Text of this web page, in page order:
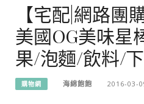
【宅配|網路
美國OG美味星
果/泡麵/飲料/
購物網 海綿飽飽 2016-03-